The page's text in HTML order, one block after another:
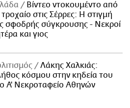
Βίντεο ντοκουμέντο από
στις Σέρρες: Η στιγμή
σφοδρής σύγκρουσης - Νεκροί
και γιος
Λάκης Χαλκιάς:
κόσμου στην κηδεία του
Α' Νεκροταφείο Αθηνών